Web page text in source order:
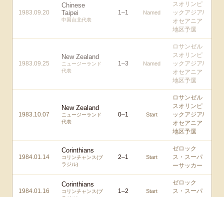
1983.09.20
Chinese
Taipei
中国台北代表
1–1 Named
スオリンピ
ックアジア/
オセアニア
地区予選
1983.09.25
New Zealand
ニュージーランド
代表
1–3 Named
ロサンゼル
スオリンピ
ックアジア/
オセアニア
地区予選
1983.10.07
New Zealand
ニュージーランド
代表
0–1 Start
ロサンゼル
スオリンピ
ックアジア/
オセアニア
地区予選
1984.01.14
Corinthians
コリンチャンス(ブ
ラジル)
2–1 Start
ゼロック
ス・スーパ
ーサッカー
1984.01.16
Corinthians
コリンチャンス(ブ
1–2 Start
ゼロック
ス・スーパ